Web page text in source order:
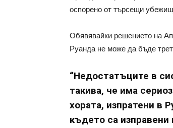
оспорено от търсещи
Обявявайки решението на
Руанда не може да бъде
“Недостатъците в
такива, че има
хората, изпратени в
където са